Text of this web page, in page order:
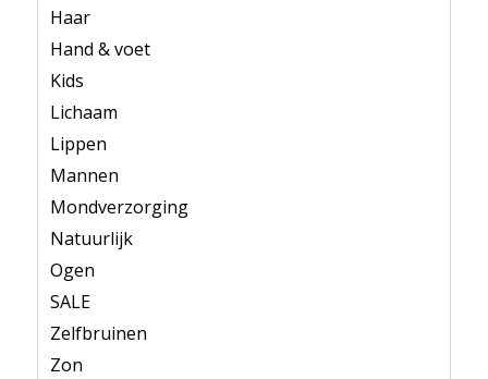
Haar
Hand & voet
Kids
Lichaam
Lippen
Mannen
Mondverzorging
Natuurlijk
Ogen
SALE
Zelfbruinen
Zon